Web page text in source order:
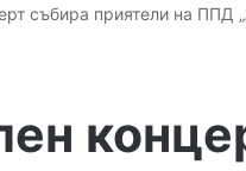
събира приятели на ППД